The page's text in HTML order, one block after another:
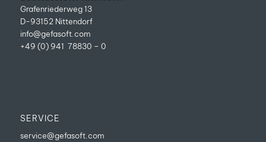
Grafenriederweg 13
D-93152 Nittendorf
info@gefasoft.com
+49 (0) 941 78830 – 0
SERVICE
service@gefasoft.com